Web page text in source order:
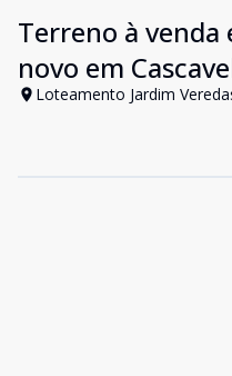
Terreno à
novo em
Loteamento Jardim